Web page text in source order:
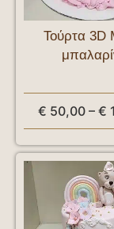
Τούρτα 3D
€ 50,00 – €